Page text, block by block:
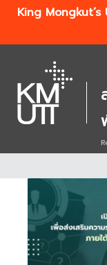
King